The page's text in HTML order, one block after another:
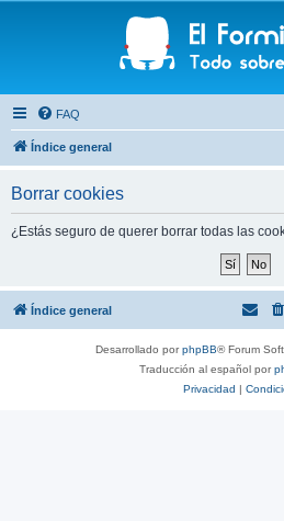
FAQ
Índice general
Borrar cookies
¿Estás seguro de querer borrar todas las
Índice general
Desarrollado porphpBB® Forum
Traducción al español por
Privacidad |